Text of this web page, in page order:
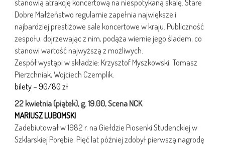
stanowią atrakcję koncertową na niespotykaną skalę. Stare
Dobre Małżeństwo regularnie zapełnia największe i
najbardziej prestiżowe sale koncertowe w kraju. Publiczność
zespołu, dojrzewając z nim, podąża wiernie jego śladem, co
stanowi wartość najwyższą z możliwych.
Zespół wystąpi w składzie: Krzysztof Myszkowski, Tomasz
Pierzchniak, Wojciech Czemplik.
bilety – 90/80 zł
22 kwietnia (piątek), g. 19.00, Scena NCK
MARIUSZ LUBOMSKI
Zadebiutował w 1982 r. na Giełdzie Piosenki Studenckiej w
Szklarskiej Porębie. Pięć lat później zdobył pierwszą nagrodę